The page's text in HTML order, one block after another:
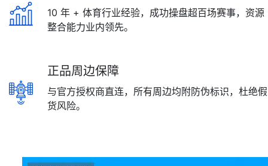
10 年 + 体育行业经验，成功操盘超百场赛事，资源
整合能力业内领先。
正品周边保障
与官方授权商直连，所有周边均附防伪标识，杜绝假
货风险。